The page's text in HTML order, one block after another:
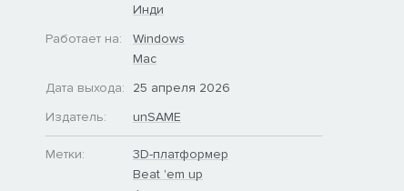
Инди
Работает на:
Windows
Mac
Дата выхода:
25 апреля 2026
Издатель:
unSAME
Метки:
3D-платформер
Beat 'em up